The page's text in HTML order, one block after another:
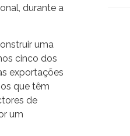
durante a
uma
cinco dos
exportações
que têm
de
um